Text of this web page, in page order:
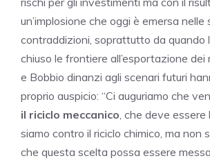
un’implosione che oggi è emersa nelle
contraddizioni, soprattutto da quando
chiuso le frontiere all’esportazione dei
e Bobbio dinanzi agli scenari futuri
proprio auspicio: “Ci auguriamo che
il riciclo meccanico, che deve essere
siamo contro il riciclo chimico, ma non
che questa scelta possa essere